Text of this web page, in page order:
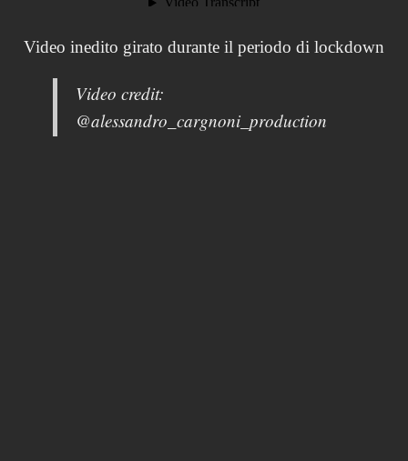
Video inedito girato durante il periodo di lockdown
Video credit:
@alessandro_cargnoni_production